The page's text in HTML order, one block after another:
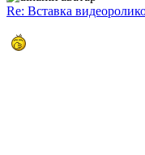
Re: Вставка